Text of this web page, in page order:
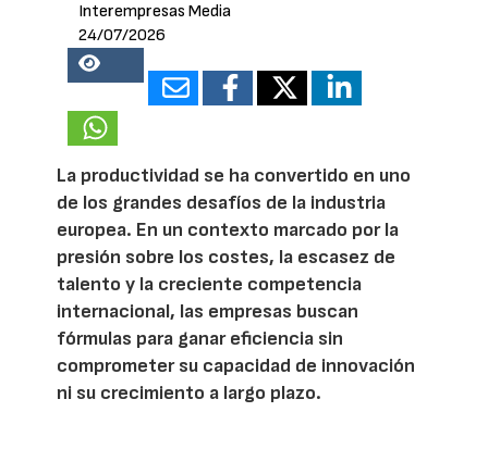
Interempresas Media
24/07/2026
18441
La productividad se ha convertido en uno
de los grandes desafíos de la industria
europea. En un contexto marcado por la
presión sobre los costes, la escasez de
talento y la creciente competencia
internacional, las empresas buscan
fórmulas para ganar eficiencia sin
comprometer su capacidad de innovación
ni su crecimiento a largo plazo.